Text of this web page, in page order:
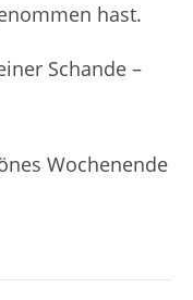
hast.
Schande –
Wochenende